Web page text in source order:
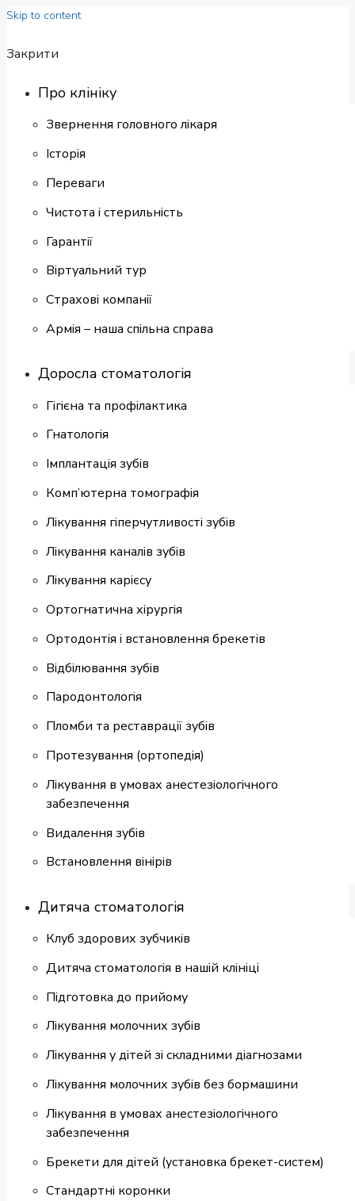
Skip to content
Закрити
Про клініку
Звернення головного лікаря
Історія
Переваги
Чистота і стерильність
Гарантії
Віртуальний тур
Страхові компанії
Армія – наша спільна справа
Доросла стоматологія
Гігієна та профілактика
Гнатологія
Імплантація зубів
Комп’ютерна томографія
Лікування гіперчутливості зубів
Лікування каналів зубів
Лікування карієсу
Ортогнатична хірургія
Ортодонтія і встановлення брекетів
Відбілювання зубів
Пародонтологія
Пломби та реставрації зубів
Протезування (ортопедія)
Лікування в умовах анестезіологічного
забезпечення
Видалення зубів
Встановлення вінірів
Дитяча стоматологія
Клуб здорових зубчиків
Дитяча стоматологія в нашій клініці
Підготовка до прийому
Лікування молочних зубів
Лікування у дітей зі складними діагнозами
Лікування молочних зубів без бормашини
Лікування в умовах анестезіологічного
забезпечення
Брекети для дітей (установка брекет-систем)
Cтандартні коронки